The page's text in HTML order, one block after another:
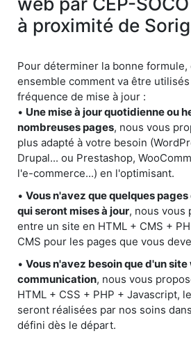
à proximité de
Pour déterminer la bonne
ensemble comment va être
fréquence de mise à jour :
• Une mise à jour quotidienne ou
nombreuses pages, nous vous
plus adapté à votre besoin
Drupal... ou Prestashop,
l'e-commerce...) en l'optimisant.
• Vous n'avez que quelques
qui seront mises à jour, nous vous
entre un site en HTML + CMS +
CMS pour les pages que vous
• Vous n'avez besoin que d'un
communication, nous vous
HTML + CSS + PHP + Javascript,
seront réalisées par nos soins
défini dès le départ.